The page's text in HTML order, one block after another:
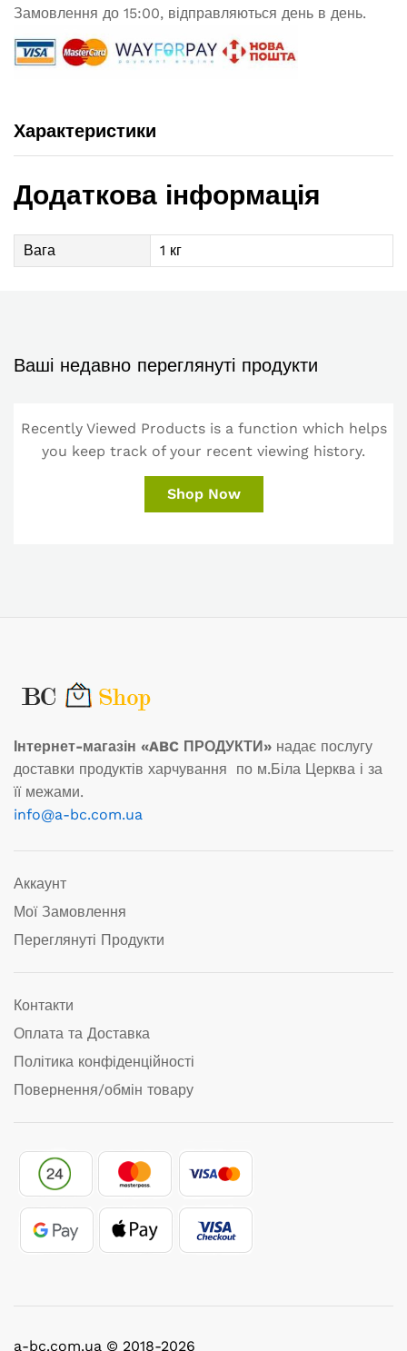
Замовлення до 15:00, відправляються день в день.
Характеристики
Додаткова інформація
Вага 1 кг
Ваші недавно переглянуті продукти
Recently Viewed Products is a function which helps
you keep track of your recent viewing history.
Shop Now
Інтернет-магазін «ABC ПРОДУКТИ» надає послугу
доставки продуктів харчування по м.Біла Церква і за
її межами.
info@a-bc.com.ua
Аккаунт
Мої Замовлення
Переглянуті Продукти
Контакти
Оплата та Доставка
Політика конфіденційності
Повернення/обмін товару
a-bc.com.ua © 2018-2026